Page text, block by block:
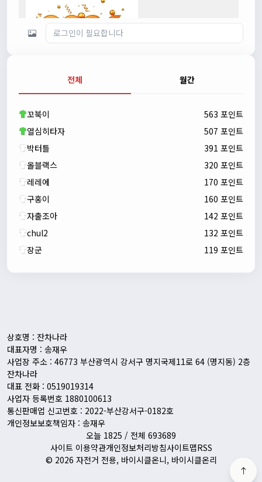
새해 복많이 받으세요!!
자출조아00:23:55
새해 복많이 받으세요!!
전체 월간
꼬북이
563 포인트
열심히타자
507 포인트
박터틀
391 포인트
올블랙스
320 포인트
레레에
170 포인트
구홍이
160 포인트
자출조아
142 포인트
chul2
132 포인트
장군
119 포인트
상호명 : 잔차나라
대표자명 : 송재우
사업장 주소 : 46773 부산광역시 강서구 명지국제11로 64 (명지동) 2층
잔차나라
대표 전화 : 0519019314
사업자 등록번호 1880100613
통신판매업 신고번호 : 2022-부산강서구-0182호
개인정보보호책임자 : 송재우
오늘 1825 / 전체 693689
사이트 이용약관개인정보처리방침사이트맵RSS
© 2026 자전거 전용, 바이시클온니, 바이시클온리